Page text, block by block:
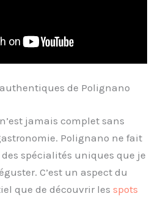
de Polignano
jamais complet sans
Polignano ne fait
spécialités uniques que je
C’est un aspect du
que de découvrir les spots